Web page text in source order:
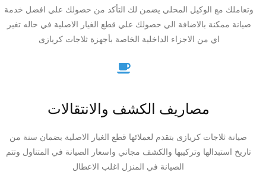
وتعاملك مع الوكيل المحلي يضمن لك التأكد من حصولك علي افضل خدمة
صيانة ممكنة بالاضافة الي حصولك علي قطع الغيار الاصلية في حاله تغير
اي من الاجزاء الداخلية الخاصة بأجهزة ثلاجات كريازى
مصاريف الكشف والانتقالات
صيانة ثلاجات كريازى بتقدم لعملائها قطع الغيار الاصلية بضمان سنة من
تاريخ استبدالها وتركيبها والكشف مجاني واسعار الصيانة في المتناول وتتم
الصيانة في المنزل اغلب الاعطال